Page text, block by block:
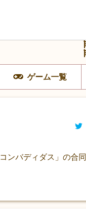
ゲーム一覧
ンバディダス」の合